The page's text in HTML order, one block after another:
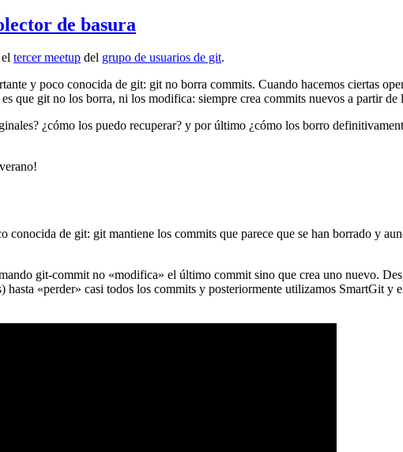
de basura
tercer meetup del grupo de usuarios de git.
y poco conocida de git: git no borra commits. Cuando hacemos ciertas
que git no los borra, ni los modifica: siempre crea commits nuevos a partir de
¿cómo los puedo recuperar? y por último ¿cómo los borro
conocida de git: git mantiene los commits que parece que se han borrado y
git-commit no «modifica» el último commit sino que crea uno nuevo.
hasta «perder» casi todos los commits y posteriormente utilizamos SmartGit y